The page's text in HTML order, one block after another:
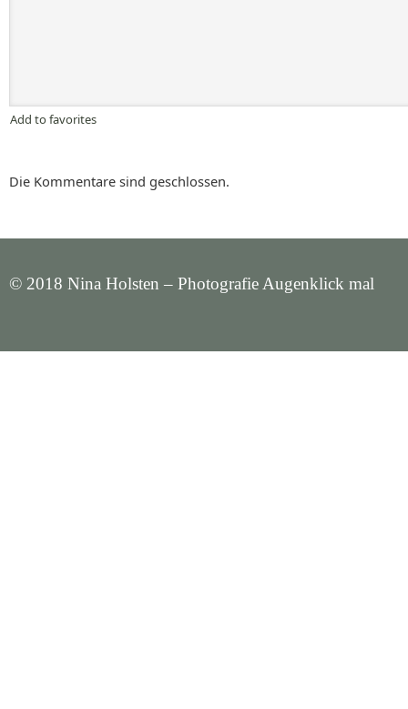
Add to favorites
Die Kommentare sind geschlossen.
© 2018 Nina Holsten – Photografie Augenklick mal